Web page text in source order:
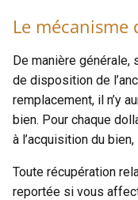
Le
De manière
de disposition de
remplacement, il n’y
bien. Pour chaque
à l’acquisition du
Toute récupération
reportée si vous